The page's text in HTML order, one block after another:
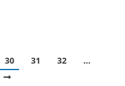
30 31 32
…